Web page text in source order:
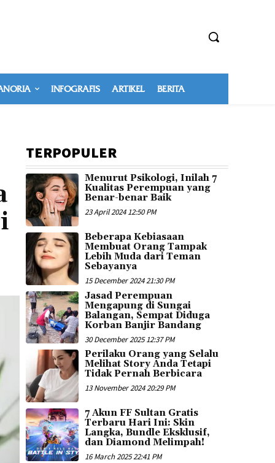
INFOGRAFIS ARTIKEL BERITA
TERPOPULER
Menurut Psikologi, Inilah 7
Kualitas Perempuan yang
Benar-benar Baik
23 April 2024 12:50 PM
Beberapa Kebiasaan
Membuat Orang Tampak
Lebih Muda dari Teman
Sebayanya
15 December 2024 21:30 PM
Jasad Perempuan
Mengapung di Sungai
Balangan, Sempat Diduga
Korban Banjir Bandang
30 December 2025 12:37 PM
Perilaku Orang yang Selalu
Melihat Story Anda Tetapi
Tidak Pernah Berbicara
13 November 2024 20:29 PM
7 Akun FF Sultan Gratis
Terbaru Hari Ini: Skin
Langka, Bundle Eksklusif,
dan Diamond Melimpah!
16 March 2025 22:41 PM